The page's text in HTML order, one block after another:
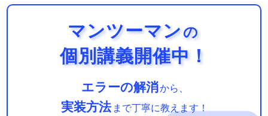
マンツーマンの
個別講義開催中！
エラーの解消から、
実装方法 まで丁寧に教えます！